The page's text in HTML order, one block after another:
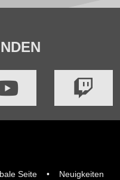
Seite
Neuigkeiten